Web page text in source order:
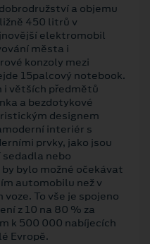
a objemu
450 litrů v
elektromobil
města i
konzoly mezi
15palcový notebook.
i větších předmětů
a bezdotykové
designem
interiér s
prvky, jako jsou
nebo
bylo možné očekávat
automobilu než v
To vše je spojeno
z 10 na 80 % za
k 500 000 nabíjecích
Evropě.